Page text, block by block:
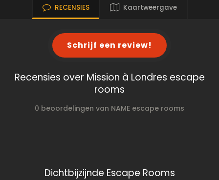
RECENSIES Kaartweergave
Schrijf een review!
Recensies over Mission à Londres escape
rooms
0 beoordelingen van NAME escape rooms
Dichtbijzijnde Escape Rooms